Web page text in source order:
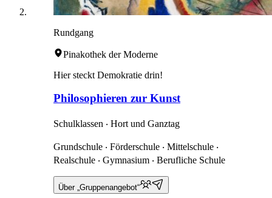
Rundgang
Pinakothek der Moderne
Hier steckt Demokratie drin!
Philosophieren zur Kunst
Schulklassen ‧ Hort und Ganztag
Grundschule ‧ Förderschule ‧ Mittelschule ‧
Realschule ‧ Gymnasium ‧ Berufliche Schule
Über „Gruppenangebot“